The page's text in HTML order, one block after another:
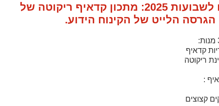
מתכונים לשבועות 2025: מתכון קדאיף ריקוטה של
הגרסה הלייט של הקינוח הידוע.
: